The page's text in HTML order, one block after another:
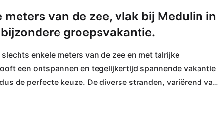
van de zee, vlak bij Medulin in
groepsvakantie.
enkele meters van de zee en met talrijke
een ontspannen en tegelijkertijd spannende vakantie
de perfecte keuze. De diverse stranden, variërend van
bieden de optimale verscheidenheid. Ook het
enkele kilometers afstand en is een opwindende
en watersportfans kunnen hier hun hart ophalen.